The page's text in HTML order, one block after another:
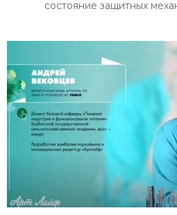
состояние защитных